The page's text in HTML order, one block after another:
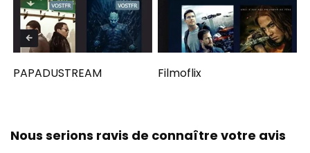
PAPADUSTREAM Filmoflix
Nous serions ravis de connaître votre avis